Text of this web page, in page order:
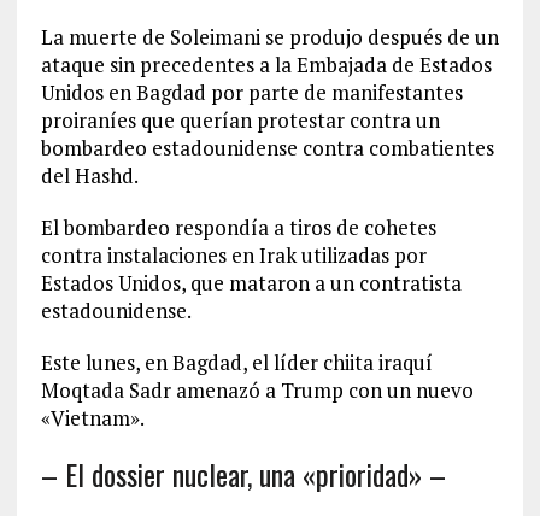
La muerte de Soleimani se produjo después de un
ataque sin precedentes a la Embajada de Estados
Unidos en Bagdad por parte de manifestantes
proiraníes que querían protestar contra un
bombardeo estadounidense contra combatientes
del Hashd.
El bombardeo respondía a tiros de cohetes
contra instalaciones en Irak utilizadas por
Estados Unidos, que mataron a un contratista
estadounidense.
Este lunes, en Bagdad, el líder chiita iraquí
Moqtada Sadr amenazó a Trump con un nuevo
«Vietnam».
– El dossier nuclear, una «prioridad» –